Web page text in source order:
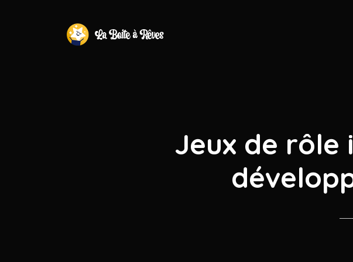
Jeux de rôle